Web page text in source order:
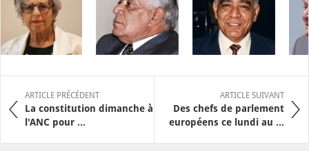
ARTICLE PRÉCÉDENT
La constitution dimanche à
l'ANC pour ...
ARTICLE SUIVANT
Des chefs de parlement
européens ce lundi au ...